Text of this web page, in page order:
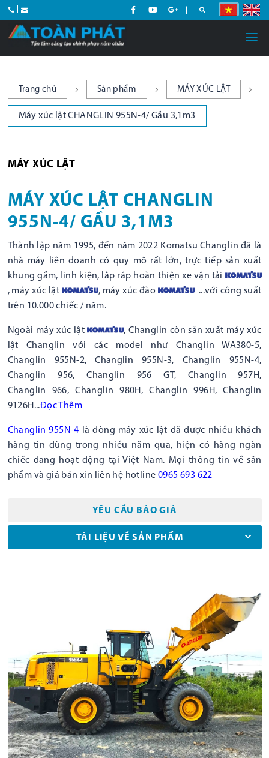
Trang chủ Sản phẩm MÁY XÚC LẬT
Máy xúc lật CHANGLIN 955N-4/ Gầu 3,1m3
MÁY XÚC LẬT
MÁY XÚC LẬT CHANGLIN
955N-4/ GẦU 3,1M3
Thành lập năm 1995, đến năm 2022 Komatsu Changlin đã là
nhà máy liên doanh có quy mô rất lớn, trực tiếp sản xuất
khung gầm, linh kiện, lắp ráp hoàn thiện xe vận tải
, máy xúc lật
, máy xúc đào
...với công suất
trên 10.000 chiếc / năm.
Ngoài máy xúc lật
, Changlin còn sản xuất máy xúc
lật Changlin với các model như Changlin WA380-5,
Changlin 955N-2, Changlin 955N-3, Changlin 955N-4,
Changlin 956, Changlin 956 GT, Changlin 957H,
Changlin 966, Changlin 980H, Changlin 996H, Changlin
9126H...ĐọcThêm
Changlin 955N-4
là dòng máy xúc lật đã được nhiều khách
hàng tin dùng trong nhiều năm qua, hiện có hàng ngàn
chiếc đang hoạt động tại Việt Nam. Mọi thông tin về sản
phẩm và giá bán xin liên hệ hotline 0965 693 622
YÊU CẦU BÁO GIÁ
TÀI LIỆU VỀ SẢN PHẨM